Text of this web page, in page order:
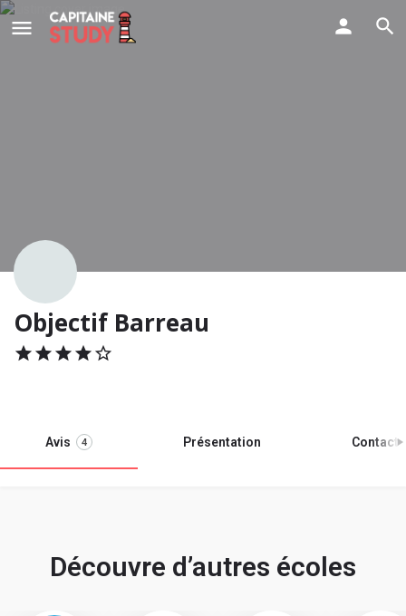
Objectif Barreau
Avis 4 Présentation Contact
Découvre d’autres écoles